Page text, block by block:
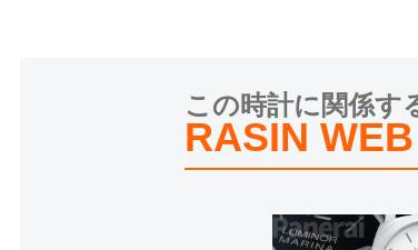
この時計に関係す
RASIN